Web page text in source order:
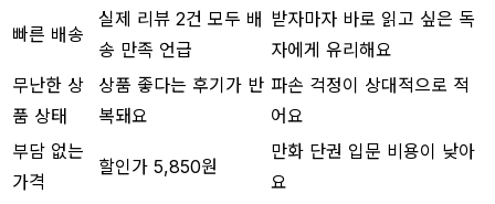
빠른 배송
실제 리뷰 2건 모두 배
송 만족 언급
받자마자 바로 읽고 싶은 독
자에게 유리해요
무난한 상
품 상태
상품 좋다는 후기가 반
복돼요
파손 걱정이 상대적으로 적
어요
부담 없는
가격
할인가 5,850원
만화 단권 입문 비용이 낮아
요